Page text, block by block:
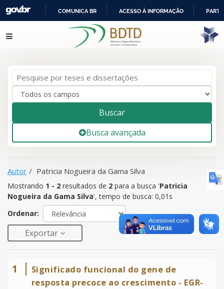
IR
PARA
COMUNICA BR ACESSO À INFORMAÇÃO
resultados de 2para a busca '
Nogueira da Gama Silva
Pular para o conteúdo
Buscar
Busca avançada
Autor Patricia Nogueira da Gama Silva
Mostrando 1 - 2 resultados de 2 para a busca 'Patricia
Nogueira da Gama Silva', tempo de busca: 0,01s
Ordenar:
Exportar
1
Significado funcional do gene de
resposta precoce ao crescimento - EGR-